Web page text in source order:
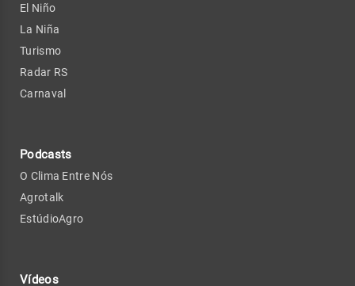
El Niño
La Niña
Turismo
Radar RS
Carnaval
Podcasts
O Clima Entre Nós
Agrotalk
EstúdioAgro
Vídeos